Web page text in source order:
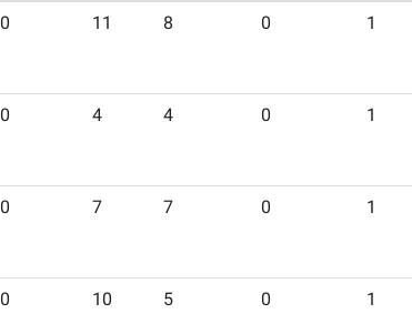
0 11 8 0 1
0 4 4 0 1
0 7 7 0 1
0 10 5 0 1